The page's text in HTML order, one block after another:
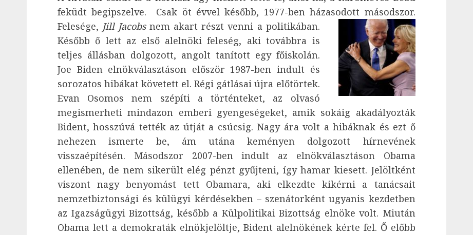
feküdt begipszelve. Csak öt évvel később, 1977-ben házasodott másodszor.
Felesége, Jill Jacobsnem akart részt venni a politikában.
Később ő lett az első alelnöki feleség, aki továbbra is
teljes állásban dolgozott, angolt tanított egy főiskolán.
Joe Biden elnökválasztáson először 1987-ben indult és
sorozatos hibákat követett el. Régi gátlásai újra előtörtek.
Evan Osomos nem szépíti a történteket, az olvasó
megismerheti mindazon emberi gyengeségeket, amik sokáig akadályozták
Bident, hosszúvá tették az útját a csúcsig. Nagy ára volt a hibáknak és ezt ő
nehezen ismerte be, ám utána keményen dolgozott hírnevének
visszaépítésén. Másodszor 2007-ben indult az elnökválasztáson Obama
ellenében, de nem sikerült elég pénzt gyűjteni, így hamar kiesett. Jelöltként
viszont nagy benyomást tett Obamara, aki elkezdte kikérni a tanácsait
nemzetbiztonsági és külügyi kérdésekben – szenátorként ugyanis kezdetben
az Igazságügyi Bizottság, később a Külpolitikai Bizottság elnöke volt. Miután
Obama lett a demokraták elnökjelöltje, Bident alelnökének kérte fel. Ő előbb